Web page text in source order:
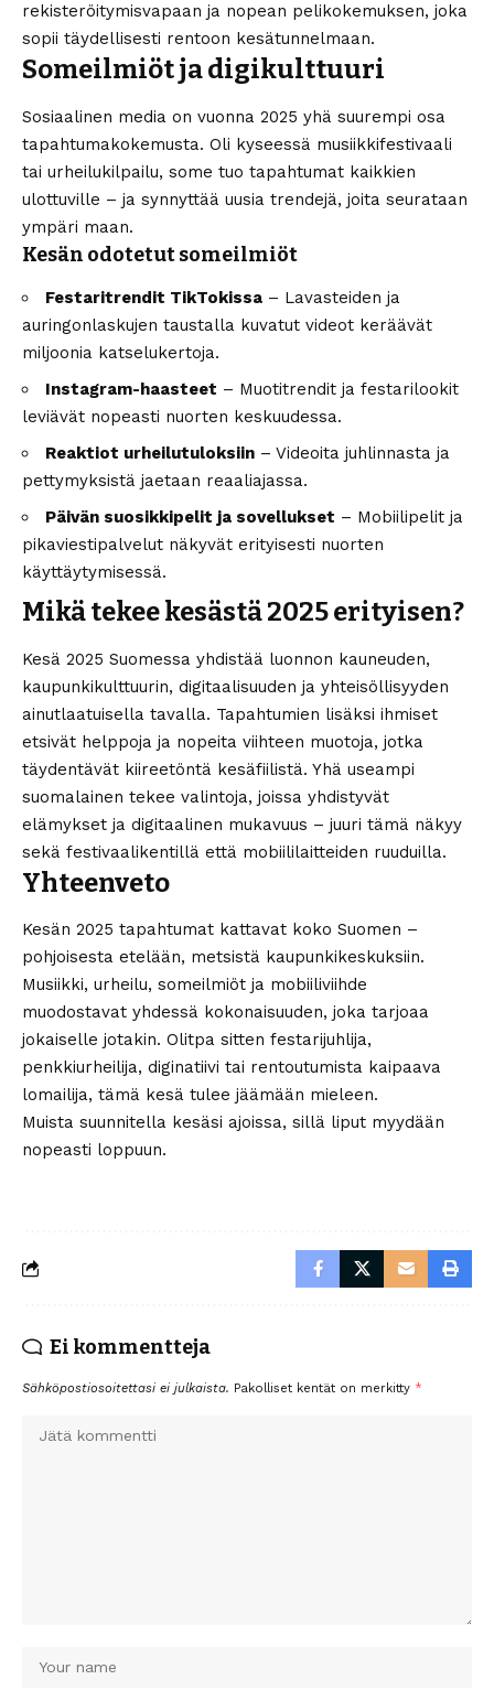
rekisteröitymisvapaan ja nopean pelikokemuksen, joka
sopii täydellisesti rentoon kesätunnelmaan.
Someilmiöt ja digikulttuuri
Sosiaalinen media on vuonna 2025 yhä suurempi osa
tapahtumakokemusta. Oli kyseessä musiikkifestivaali
tai urheilukilpailu, some tuo tapahtumat kaikkien
ulottuville – ja synnyttää uusia trendejä, joita seurataan
ympäri maan.
Kesän odotetut someilmiöt
Festaritrendit TikTokissa – Lavasteiden ja
auringonlaskujen taustalla kuvatut videot keräävät
miljoonia katselukertoja.
Instagram-haasteet – Muotitrendit ja festarilookit
leviävät nopeasti nuorten keskuudessa.
Reaktiot urheilutuloksiin – Videoita juhlinnasta ja
pettymyksistä jaetaan reaaliajassa.
Päivän suosikkipelit ja sovellukset – Mobiilipelit ja
pikaviestipalvelut näkyvät erityisesti nuorten
käyttäytymisessä.
Mikä tekee kesästä 2025 erityisen?
Kesä 2025 Suomessa yhdistää luonnon kauneuden,
kaupunkikulttuurin, digitaalisuuden ja yhteisöllisyyden
ainutlaatuisella tavalla. Tapahtumien lisäksi ihmiset
etsivät helppoja ja nopeita viihteen muotoja, jotka
täydentävät kiireetöntä kesäfiilistä. Yhä useampi
suomalainen tekee valintoja, joissa yhdistyvät
elämykset ja digitaalinen mukavuus – juuri tämä näkyy
sekä festivaalikentillä että mobiililaitteiden ruuduilla.
Yhteenveto
Kesän 2025 tapahtumat kattavat koko Suomen –
pohjoisesta etelään, metsistä kaupunkikeskuksiin.
Musiikki, urheilu, someilmiöt ja mobiiliviihde
muodostavat yhdessä kokonaisuuden, joka tarjoaa
jokaiselle jotakin. Olitpa sitten festarijuhlija,
penkkiurheilija, diginatiivi tai rentoutumista kaipaava
lomailija, tämä kesä tulee jäämään mieleen.
Muista suunnitella kesäsi ajoissa, sillä liput myydään
nopeasti loppuun.
Ei kommentteja
Sähköpostiosoitettasi ei julkaista. Pakolliset kentät on merkitty *